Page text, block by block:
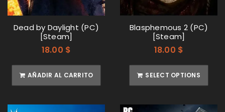
Dead by Daylight (PC)
[Steam]
18.00 $
AÑADIR AL CARRITO
Blasphemous 2 (PC)
[Steam]
18.00 $
SELECT OPTIONS